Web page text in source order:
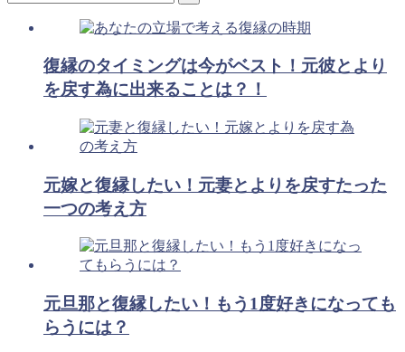
復縁のタイミングは今がベスト！元彼とより
を戻す為に出来ることは？！
元嫁と復縁したい！元妻とよりを戻すたった
一つの考え方
元旦那と復縁したい！もう1度好きになっても
らうには？